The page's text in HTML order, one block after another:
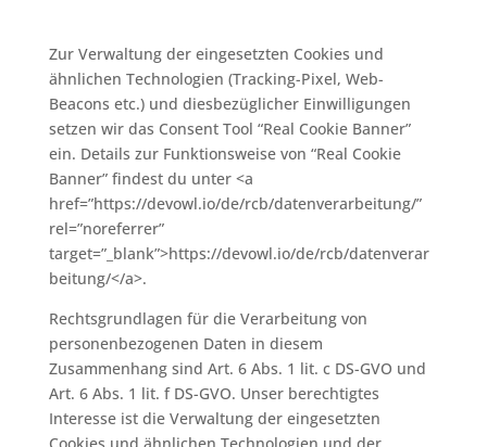
Zur Verwaltung der eingesetzten Cookies und
ähnlichen Technologien (Tracking-Pixel, Web-
Beacons etc.) und diesbezüglicher Einwilligungen
setzen wir das Consent Tool “Real Cookie Banner”
ein. Details zur Funktionsweise von “Real Cookie
Banner” findest du unter <a
href=”https://devowl.io/de/rcb/datenverarbeitung/”
rel=”noreferrer”
target=”_blank”>https://devowl.io/de/rcb/datenverar
beitung/</a>.
Rechtsgrundlagen für die Verarbeitung von
personenbezogenen Daten in diesem
Zusammenhang sind Art. 6 Abs. 1 lit. c DS-GVO und
Art. 6 Abs. 1 lit. f DS-GVO. Unser berechtigtes
Interesse ist die Verwaltung der eingesetzten